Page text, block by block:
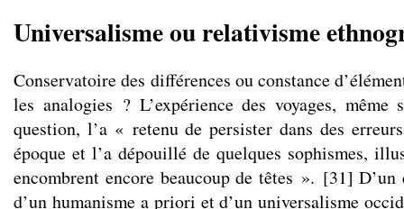
Universalisme ou relativisme
Conservatoire des différences ou constance
les analogies ? L’expérience des voyages,
question, l’a « retenu de persister dans des
époque et l’a dépouillé de quelques sophismes,
encombrent encore beaucoup de têtes ». [31]
d’un humanisme a priori et d’un universalisme